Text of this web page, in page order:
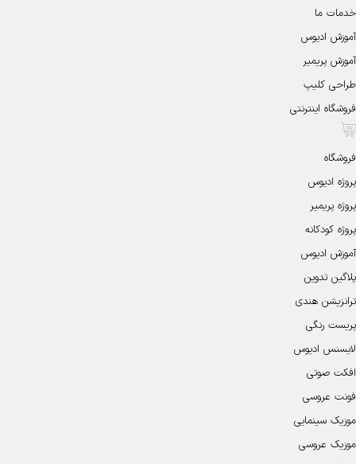
خدمات ما
آموزش ادیوس
آموزش پریمیر
طراحی کلیپ
فروشگاه اینترنتی
فروشگاه
پروژه ادیوس
پروژه پریمیر
پروژه کودکانه
آموزش ادیوس
پلاگین تدوین
ترانزیشن هندی
پریست رنگی
لایسنس ادیوس
افکت صوتی
فونت عروسی
موزیک سینمایی
موزیک عروسی